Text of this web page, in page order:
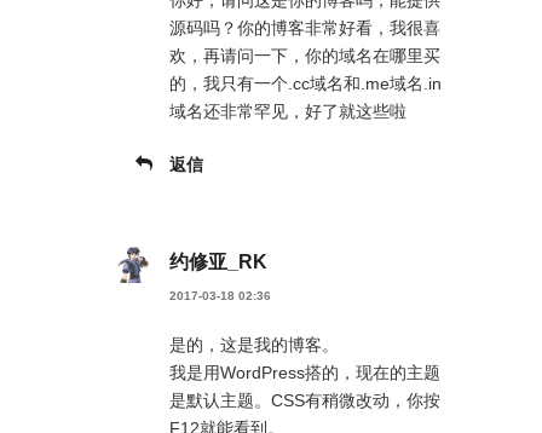
源码吗？你的博客非常好看，我很喜
欢，再请问一下，你的域名在哪里买
的，我只有一个.cc域名和.me域名.in
域名还非常罕见，好了就这些啦
返信
约修亚_RK
2017-03-18 02:36
是的，这是我的博客。
我是用WordPress搭的，现在的主题
是默认主题。CSS有稍微改动，你按
F12就能看到。